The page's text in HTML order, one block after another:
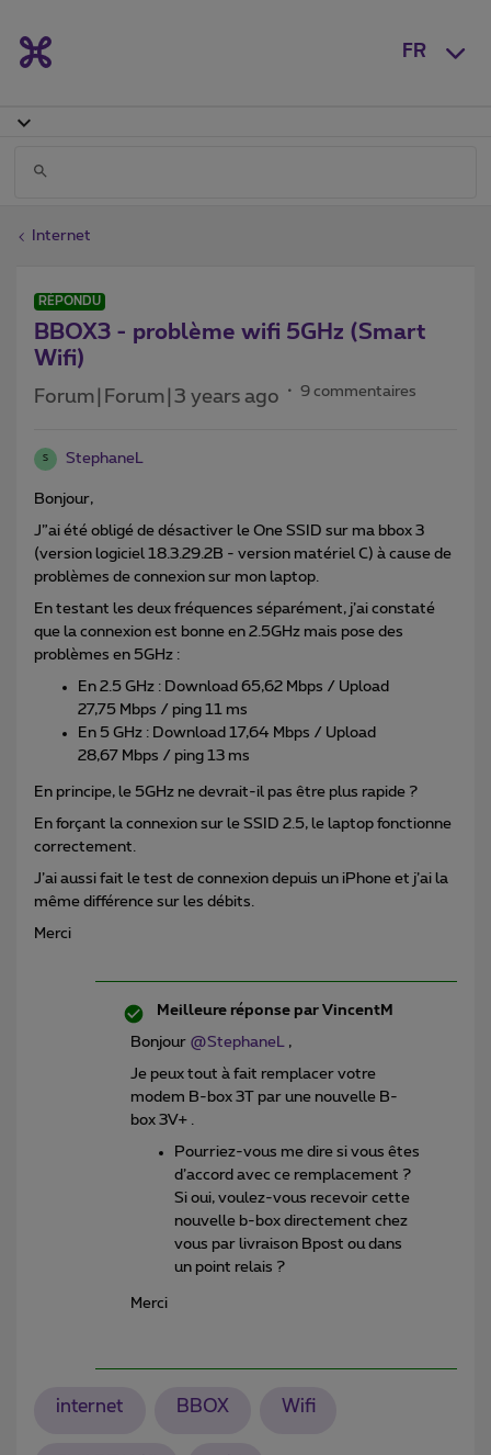
FR
Internet
RÉPONDU
BBOX3 - problème wifi 5GHz (Smart
Wifi)
Forum|Forum|3 years ago 9 commentaires
S StephaneL
Bonjour,
J”ai été obligé de désactiver le One SSID sur ma bbox 3
(version logiciel 18.3.29.2B - version matériel C) à cause de
problèmes de connexion sur mon laptop.
En testant les deux fréquences séparément, j’ai constaté
que la connexion est bonne en 2.5GHz mais pose des
problèmes en 5GHz :
En 2.5 GHz : Download 65,62 Mbps / Upload
27,75 Mbps / ping 11 ms
En 5 GHz : Download 17,64 Mbps / Upload
28,67 Mbps / ping 13 ms
En principe, le 5GHz ne devrait-il pas être plus rapide ?
En forçant la connexion sur le SSID 2.5, le laptop fonctionne
correctement.
J’ai aussi fait le test de connexion depuis un iPhone et j’ai la
même différence sur les débits.
Merci
Meilleure réponse par VincentM
Bonjour @StephaneL ,
Je peux tout à fait remplacer votre
modem B-box 3T par une nouvelle B-
box 3V+ .
Pourriez-vous me dire si vous êtes
d’accord avec ce remplacement ?
Si oui, voulez-vous recevoir cette
nouvelle b-box directement chez
vous par livraison Bpost ou dans
un point relais ?
Merci
internet BBOX Wifi